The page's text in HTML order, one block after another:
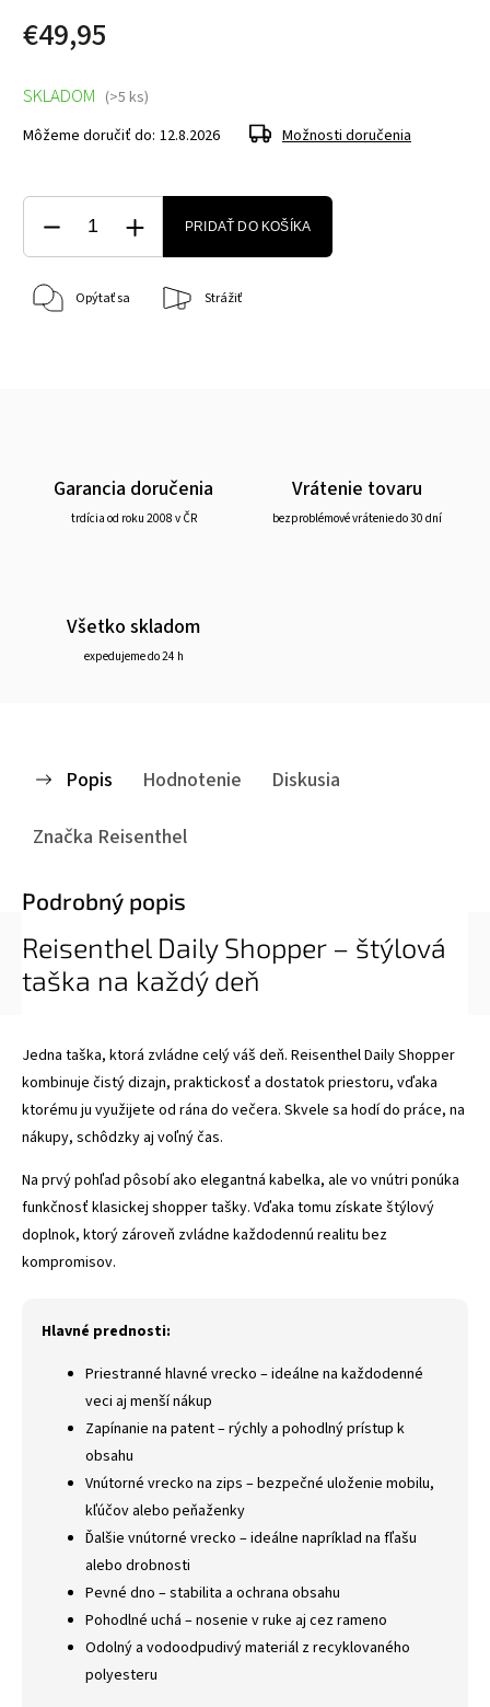
€49,95
SKLADOM (>5 ks)
Môžeme doručiť do: 12.8.2026 Možnosti doručenia
PRIDAŤ DO KOŠÍKA
Opýtať sa Strážiť
Garancia doručenia
trdícia od roku 2008 v ČR
Vrátenie tovaru
bezproblémové vrátenie do 30 dní
Všetko skladom
expedujeme do 24 h
Popis Hodnotenie
Diskusia
Značka Reisenthel
Podrobný popis
Reisenthel Daily Shopper – štýlová
taška na každý deň
Jedna taška, ktorá zvládne celý váš deň. Reisenthel Daily Shopper
kombinuje čistý dizajn, praktickosť a dostatok priestoru, vďaka
ktorému ju využijete od rána do večera. Skvele sa hodí do práce, na
nákupy, schôdzky aj voľný čas.
Na prvý pohľad pôsobí ako elegantná kabelka, ale vo vnútri ponúka
funkčnosť klasickej shopper tašky. Vďaka tomu získate štýlový
doplnok, ktorý zároveň zvládne každodennú realitu bez
kompromisov.
Hlavné prednosti:
Priestranné hlavné vrecko – ideálne na každodenné
veci aj menší nákup
Zapínanie na patent – rýchly a pohodlný prístup k
obsahu
Vnútorné vrecko na zips – bezpečné uloženie mobilu,
kľúčov alebo peňaženky
Ďalšie vnútorné vrecko – ideálne napríklad na fľašu
alebo drobnosti
Pevné dno – stabilita a ochrana obsahu
Pohodlné uchá – nosenie v ruke aj cez rameno
Odolný a vodoodpudivý materiál z recyklovaného
polyesteru